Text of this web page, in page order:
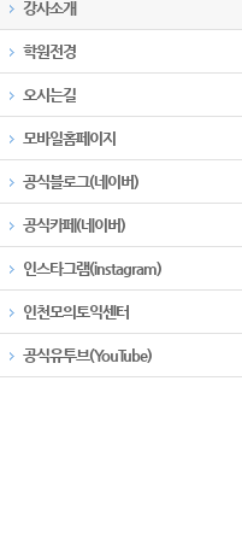
강사소개
학원전경
오시는길
모바일홈페이지
공식블로그(네이버)
공식카페(네이버)
인스타그램(instagram)
인천모의토익센터
공식유투브(YouTube)